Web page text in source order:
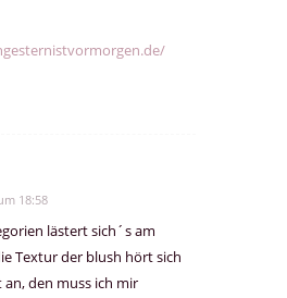
18:58
lästert sich´s am
Textur der blush hört sich
an, den muss ich mir